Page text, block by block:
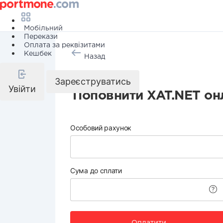
Мобільний
Перекази
Оплата за реквізитами
Кешбек
Увійти
Зареєструватись
Назад
Поповнити XAT.NET
Особовий рахунок
Сума до сплати